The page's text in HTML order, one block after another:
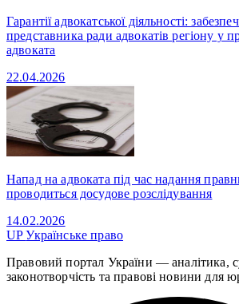
Гарантії адвокатської діяльності:
представника ради адвокатів регіону у
адвоката
22.04.2026
Напад на адвоката під час надання
проводиться досудове розслідування
14.02.2026
UPУкраїнське право
Правовий портал України — аналітика,
законотворчість та правові новини для